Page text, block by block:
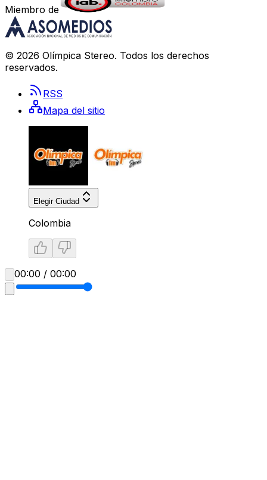
Miembro de
© 2026 Olímpica Stereo. Todos los derechos
reservados.
RSS
Mapa del sitio
Elegir Ciudad
Colombia
00:00 / 00:00